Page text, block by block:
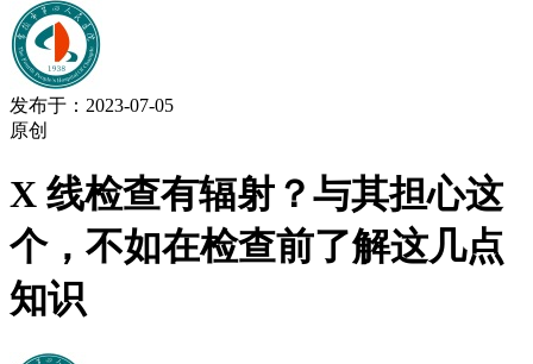
发布于：2023-07-05
原创
X 线检查有辐射？与其担心这
个，不如在检查前了解这几点
知识